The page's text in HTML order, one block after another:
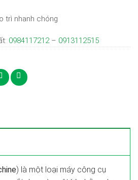
trì nhanh chóng
0984117212– 0913112515
) là một loại máy công cụ